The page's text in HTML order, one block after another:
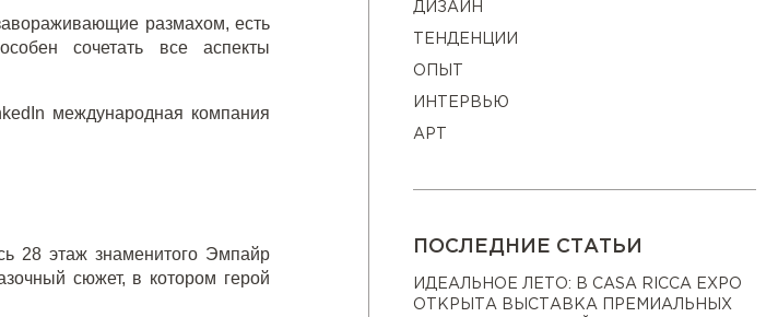
размахом, есть
сочетать все аспекты
международная компания
28 этаж знаменитого Эмпайр
сюжет, в котором герой
ДИЗАЙН
ТЕНДЕНЦИИ
ОПЫТ
ИНТЕРВЬЮ
АРТ
ПОСЛЕДНИЕ СТАТЬИ
ИДЕАЛЬНОЕ ЛЕТО: В CASA RICCA EXPO
ОТКРЫТА ВЫСТАВКА ПРЕМИАЛЬНЫХ